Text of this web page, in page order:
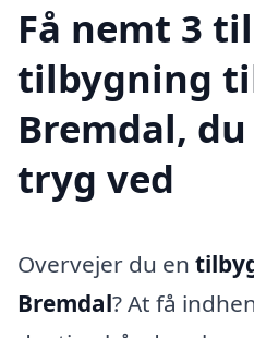
Få nemt 3
tilbygning
Bremdal,
tryg ved
Overvejer du en
Bremdal? At få